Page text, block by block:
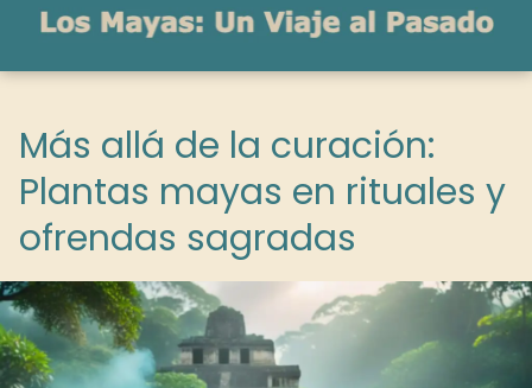
Más allá de la curación:
Plantas mayas en rituales y
ofrendas sagradas